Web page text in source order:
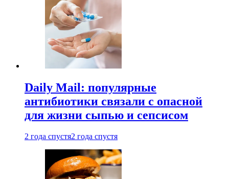
Daily Mail: популярные
антибиотики связали с опасной
для жизни сыпью и сепсисом
2 года спустя2 года спустя